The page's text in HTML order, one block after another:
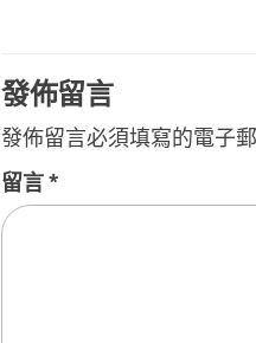
覽
發佈留言
發佈留言必須填寫的電子
留言*